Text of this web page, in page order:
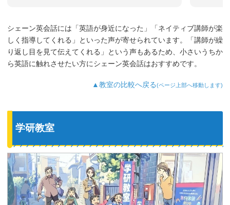
シェーン英会話には「英語が身近になった」「ネイティブ講師が楽
しく指導してくれる」といった声が寄せられています。「講師が繰
り返し目を見て伝えてくれる」という声もあるため、小さいうちか
ら英語に触れさせたい方にシェーン英会話はおすすめです。
▲教室の比較へ戻る(ページ上部へ移動します)
学研教室